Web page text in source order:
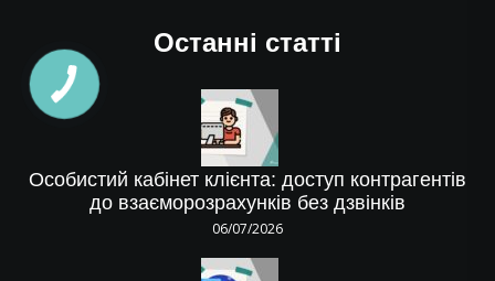
Останні статті
Особистий кабінет клієнта: доступ контрагентів
до взаєморозрахунків без дзвінків
06/07/2026